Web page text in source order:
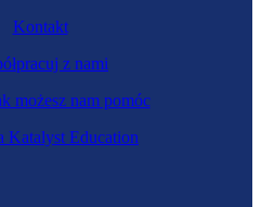
Kontakt
z nami
możesz nam pomóc
Katalyst Education